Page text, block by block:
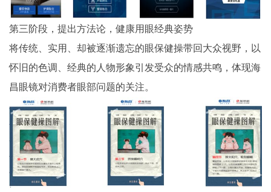
第三阶段，提出方法论，健康用眼经典姿势
将传统、实用、却被逐渐遗忘的眼保健操带回大众视野，以
怀旧的色调、经典的人物形象引发受众的情感共鸣，体现海
昌眼镜对消费者眼部问题的关注。